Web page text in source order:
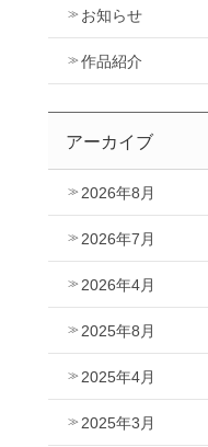
お知らせ
作品紹介
アーカイブ
2026年8月
2026年7月
2026年4月
2025年8月
2025年4月
2025年3月